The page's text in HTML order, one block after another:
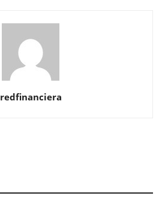
redfinanciera